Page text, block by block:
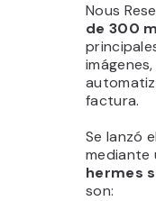
Nous
de 300
factura.
Se lanzó
mediante
hermes
son: